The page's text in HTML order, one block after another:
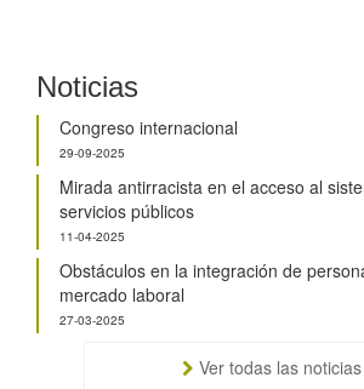
Noticias
Congreso internacional
29-09-2025
Mirada antirracista en el acceso al
servicios públicos
11-04-2025
Obstáculos en la integración de
mercado laboral
27-03-2025
Ver todas las noticias